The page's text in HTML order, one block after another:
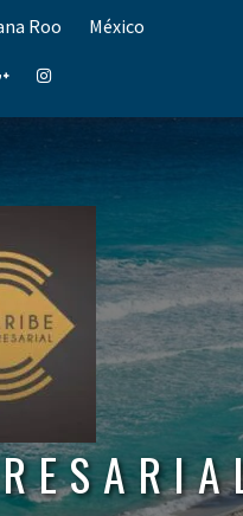
Roo México
Instagram